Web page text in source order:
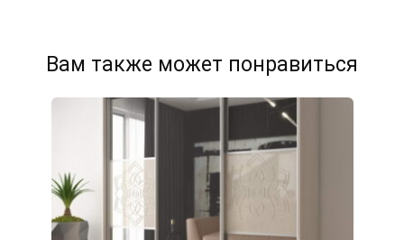
Вам также может понравиться